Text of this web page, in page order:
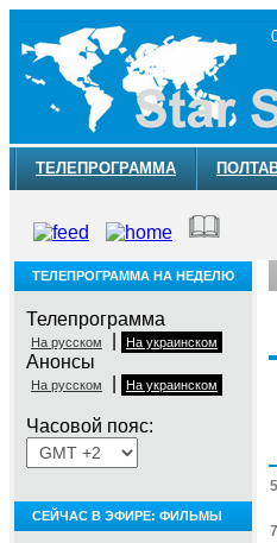
ТЕЛЕПРОГРАММА
ТЕЛЕПРОГРАММА НА НЕДЕЛЮ
Телепрограмма
На русском На украинском
Анонсы
На русском На украинском
Часовой пояс:
СЕЙЧАС В ЭФИРЕ: ФИЛЬМЫ